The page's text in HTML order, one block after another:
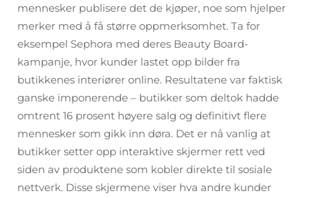
mennesker publisere det de kjøper, noe som hjelper
merker med å få større oppmerksomhet. Ta for
eksempel Sephora med deres Beauty Board-
kampanje, hvor kunder lastet opp bilder fra
butikkenes interiører online. Resultatene var faktisk
ganske imponerende – butikker som deltok hadde
omtrent 16 prosent høyere salg og definitivt flere
mennesker som gikk inn døra. Det er nå vanlig at
butikker setter opp interaktive skjermer rett ved
siden av produktene som kobler direkte til sosiale
nettverk. Disse skjermene viser hva andre kunder